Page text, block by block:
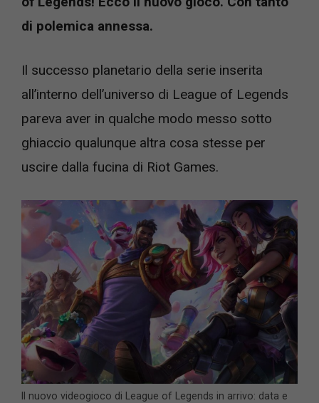
di polemica annessa.
Il successo planetario della serie inserita
all’interno dell’universo di League of Legends
pareva aver in qualche modo messo sotto
ghiaccio qualunque altra cosa stesse per
uscire dalla fucina di Riot Games.
Il nuovo videogioco di League of Legends in arrivo: data e